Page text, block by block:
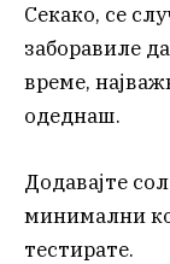
Секако, се
заборавиле
време,
одеднаш.
Додавајте
минимални
тестирате.